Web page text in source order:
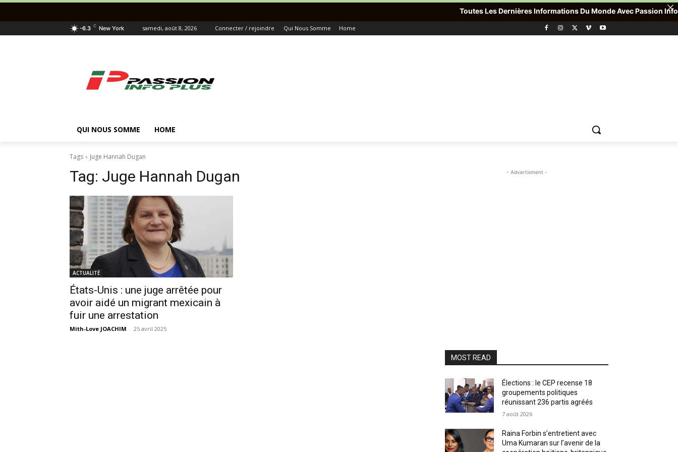
-6.3 C New York samedi, août 8, 2026 Connecter / rejoindre Qui Nous Somme Home
QUI NOUS SOMME HOME
Tags Juge Hannah Dugan
Tag: Juge Hannah Dugan
ACTUALITÉ
États-Unis : une juge arrêtée pour
avoir aidé un migrant mexicain à
fuir une arrestation
Mith-Love JOACHIM - 25 avril 2025
- Advertisment -
MOST READ
Élections : le CEP recense 18
groupements politiques
réunissant 236 partis agréés
7 août 2026
Raina Forbin s’entretient avec
Uma Kumaran sur l’avenir de la
Toutes Les Dernières Informations Du Monde Avec Passion Info